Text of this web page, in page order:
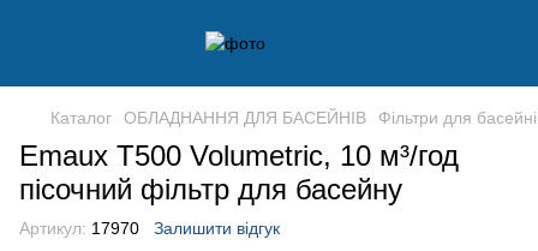
Каталог ОБЛАДНАННЯ ДЛЯ БАСЕЙНІВ Фільтри для
Emaux T500 Volumetric, 10 м³/год
пісочний фільтр для басейну
Артикул: 17970 Залишити відгук